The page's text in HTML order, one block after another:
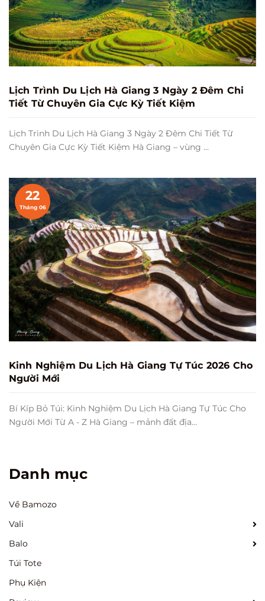
Lịch Trình Du Lịch Hà Giang 3 Ngày 2 Đêm Chi
Tiết Từ Chuyên Gia Cực Kỳ Tiết Kiệm
Lịch Trình Du Lịch Hà Giang 3 Ngày 2 Đêm Chi Tiết Từ
Chuyên Gia Cực Kỳ Tiết Kiệm Hà Giang – vùng ...
22
Tháng 06
Kinh Nghiệm Du Lịch Hà Giang Tự Túc 2026 Cho
Người Mới
Bí Kíp Bỏ Túi: Kinh Nghiệm Du Lịch Hà Giang Tự Túc Cho
Người Mới Từ A - Z Hà Giang – mảnh đất địa...
Danh mục
Về Bamozo
Vali
Balo
Túi Tote
Phụ Kiện